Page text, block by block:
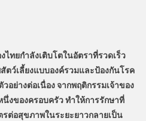
ยกำลังเติบโตในอัตราที่รวดเร็ว
ว์เลี้ยงแบบองค์รวมและป้องกันโรค
อย่างต่อเนื่อง จากพฤติกรรมเจ้าของ
งของครอบครัว ทำให้การรักษาที่
ต่อสุขภาพในระยะยาวกลายเป็น